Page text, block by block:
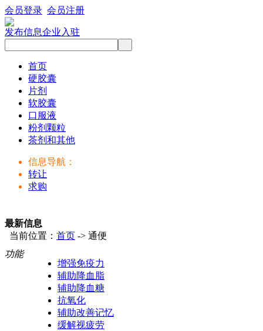
会员登录 会员注册
发布信息企业入驻
首页
硬胶囊
片剂
软胶囊
口服液
粉剂颗粒
茶剂和其他
信息导航：
转让
求购
最新信息
当前位置： 首页 -> 通便
功能
增强免疫力
辅助降血脂
辅助降血糖
抗氧化
辅助改善记忆
缓解视疲劳